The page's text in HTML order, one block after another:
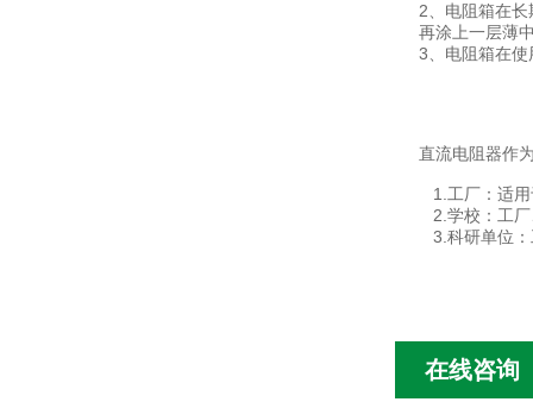
2、电阻箱在
再涂上一层薄
3、电阻箱在
直流电阻器作
1.工厂：适用
2.学校：工厂
3.科研单位：
在线咨询